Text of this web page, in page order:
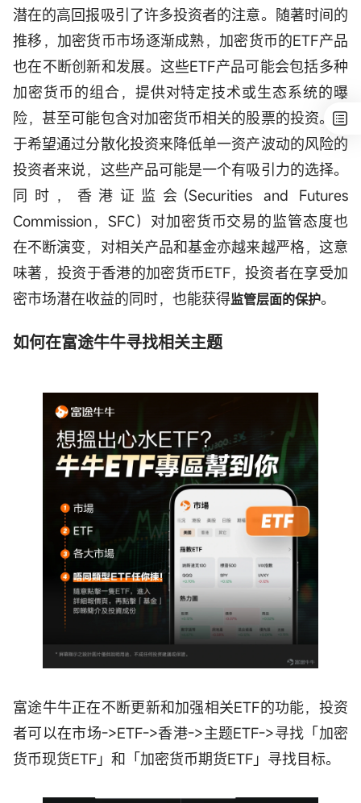
潜在的高回报吸引了许多投资者的注意。随著时间的
推移，加密货币市场逐渐成熟，加密货币的ETF产品
也在不断创新和发展。这些ETF产品可能会包括多种
加密货币的组合，提供对特定技术或生态系统的曝
险，甚至可能包含对加密货币相关的股票的投资。对
于希望通过分散化投资来降低单一资产波动的风险的
投资者来说，这些产品可能是一个有吸引力的选择。
同时，香港证监会(Securities and Futures
Commission，SFC）对加密货币交易的监管态度也
在不断演变，对相关产品和基金亦越来越严格，这意
味著，投资于香港的加密货币ETF，投资者在享受加
密市场潜在收益的同时，也能获得监管层面的保护。
如何在富途牛牛寻找相关主题
富途牛牛正在不断更新和加强相关ETF的功能，投资
者可以在市场->ETF->香港->主题ETF->寻找「加密
货币现货ETF」和「加密货币期货ETF」寻找目标。